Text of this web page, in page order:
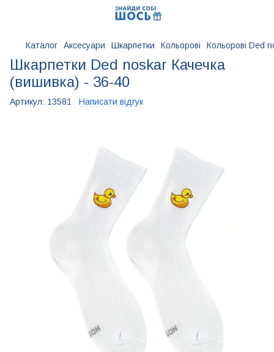
Каталог Аксесуари Шкарпетки Кольорові Кольорові Ded
Шкарпетки Ded noskar Качечка
(вишивка) - 36-40
Артикул: 13581 Написати відгук